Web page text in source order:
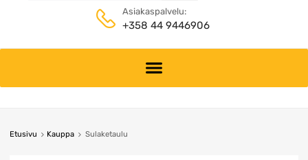
Asiakaspalvelu:
+358 44 9446906
content
Etusivu Kauppa Sulaketaulu